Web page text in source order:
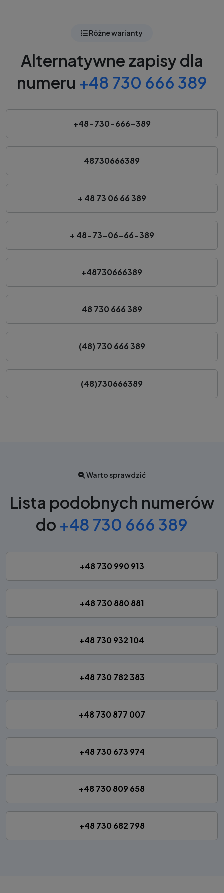
Różne warianty
Alternatywne zapisy dla
numeru +48 730 666 389
+48-730-666-389
48730666389
+ 48 73 06 66 389
+ 48-73-06-66-389
+48730666389
48 730 666 389
(48) 730 666 389
(48)730666389
Warto sprawdzić
Lista podobnych numerów
do +48 730 666 389
+48 730 990 913
+48 730 880 881
+48 730 932 104
+48 730 782 383
+48 730 877 007
+48 730 673 974
+48 730 809 658
+48 730 682 798